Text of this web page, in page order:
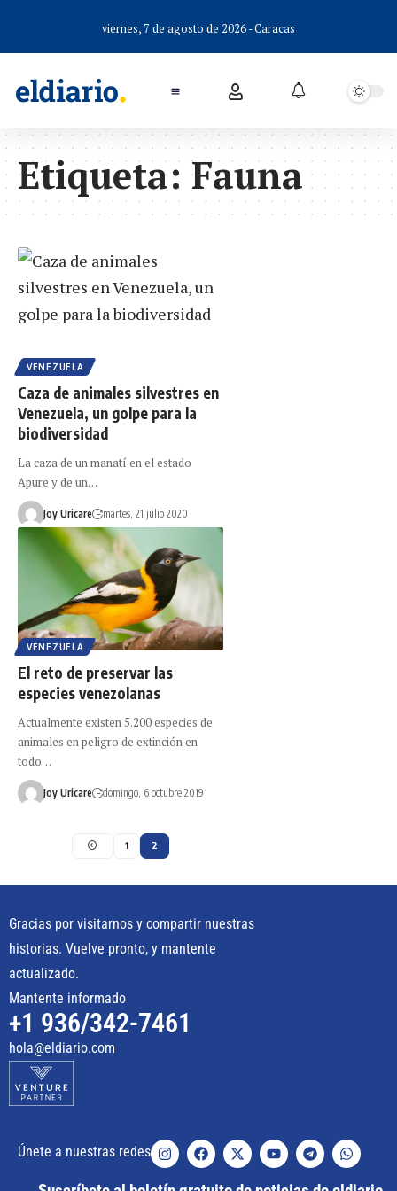
viernes, 7 de agosto de 2026 - Caracas
Etiqueta: Fauna
VENEZUELA
Caza de animales silvestres en
Venezuela, un golpe para la
biodiversidad
La caza de un manatí en el estado
Apure y de un…
Joy Uricare martes, 21 julio 2020
VENEZUELA
El reto de preservar las
especies venezolanas
Actualmente existen 5.200 especies de
animales en peligro de extinción en
todo…
Joy Uricare domingo, 6 octubre 2019
1 2
Gracias por visitarnos y compartir nuestras
historias. Vuelve pronto, y mantente
actualizado.
Mantente informado
+1 936/342-7461
hola@eldiario.com
Únete a nuestras redes